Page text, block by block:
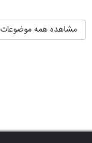
مشاهده همه موضوعات